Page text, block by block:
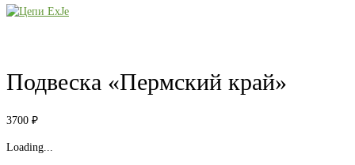
Подвеска «Пермский край»
3700 ₽
Loading...